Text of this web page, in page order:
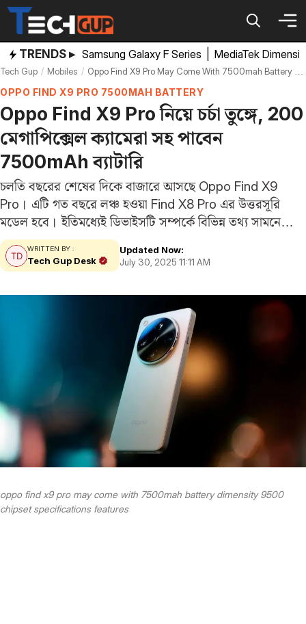
Skip
content
TRENDS ▸ Samsung Galaxy F Series MediaTek
Tech Gup Mobiles Oppo Find X9 Pro May Come With 7500mah Battery Dimensity 9500 Chipset Specifications Features
OPPO FIND X9 PRO 7500MAH BATTERY
Oppo Find X9 Pro নিয়ে চর্চা তুঙ্গে, 200
মেগাপিক্সেল ক্যামেরা সহ পাবেন
7500mAh ব্যাটারি
চলতি বছরের শেষের দিকে বাজারে আসছে Oppo Find X9
Pro। এটি গত বছরে লঞ্চ হওয়া Find X8 Pro এর উত্তরসূরি
মডেল হবে। ইতিমধ্যেই ডিভাইসটি সম্পর্কে বিভিন্ন তথ্য সামনে
এসেছে। সম্প্রতি আবার জনপ্রিয় চীনা টিপস্টার ডিজিটাল চ্যাট
স্টেশন দাবি করেছেন, Oppo…
WRITTEN BY :
Tech Gup Desk
Updated Now:
July 30, 2025 11:11 AM
oppo find x9 pro may come with 7500mah battery dimensity 9500
chipset specifications features